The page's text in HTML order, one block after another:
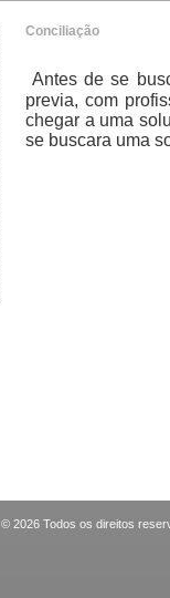
Conciliação
Antes de se
previa, com
chegar a uma
se buscara uma
© 2026 Todos os direitos